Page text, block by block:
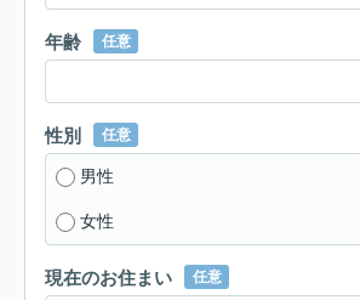
年齢 任意
性別 任意
男性
女性
現在のお住まい 任意